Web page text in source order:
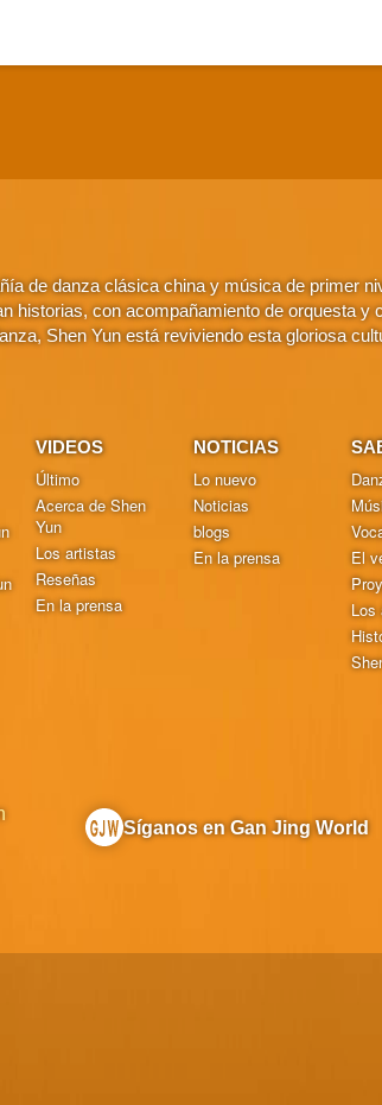
de danza clásica china y música de primer
historias, con acompañamiento de orquesta
Shen Yun está reviviendo esta gloriosa
VIDEOS
Último
Acerca de Shen
Yun
Los artistas
Reseñas
En la prensa
NOTICIAS
Lo nuevo
Noticias
blogs
En la prensa
El
Los
Síganos en Gan Jing World